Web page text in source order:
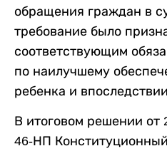
обращения граждан в
требование было
соответствующим
по наилучшему
ребенка и
В итоговом решении
46-НП